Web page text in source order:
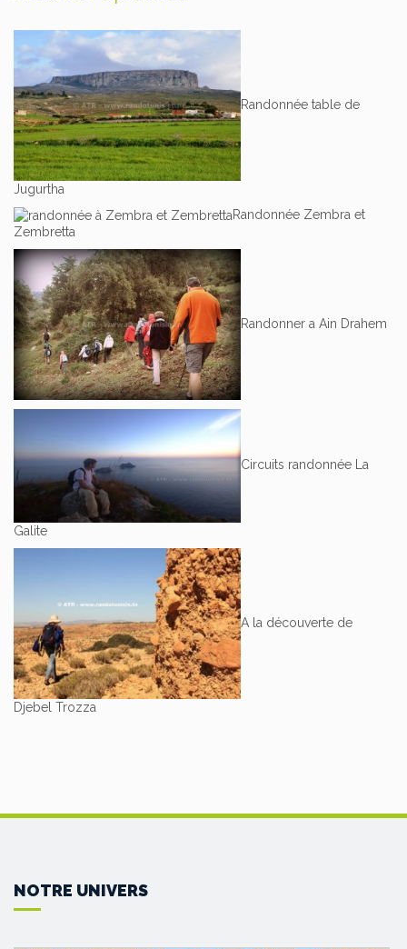
Randonnée table de
Jugurtha
Randonnée Zembra et
Zembretta
Randonner a Ain Drahem
Circuits randonnée La
Galite
A la découverte de
Djebel Trozza
NOTRE UNIVERS